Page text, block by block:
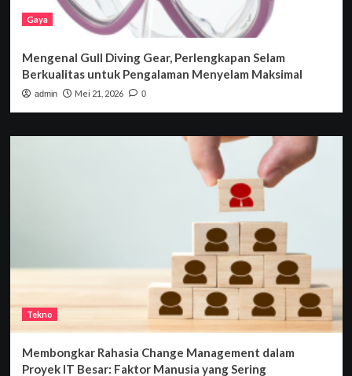
Gaya
Mengenal Gull Diving Gear, Perlengkapan Selam
Berkualitas untuk Pengalaman Menyelam Maksimal
admin Mei 21, 2026 0
Tekno
Membongkar Rahasia Change Management dalam
Proyek IT Besar: Faktor Manusia yang Sering